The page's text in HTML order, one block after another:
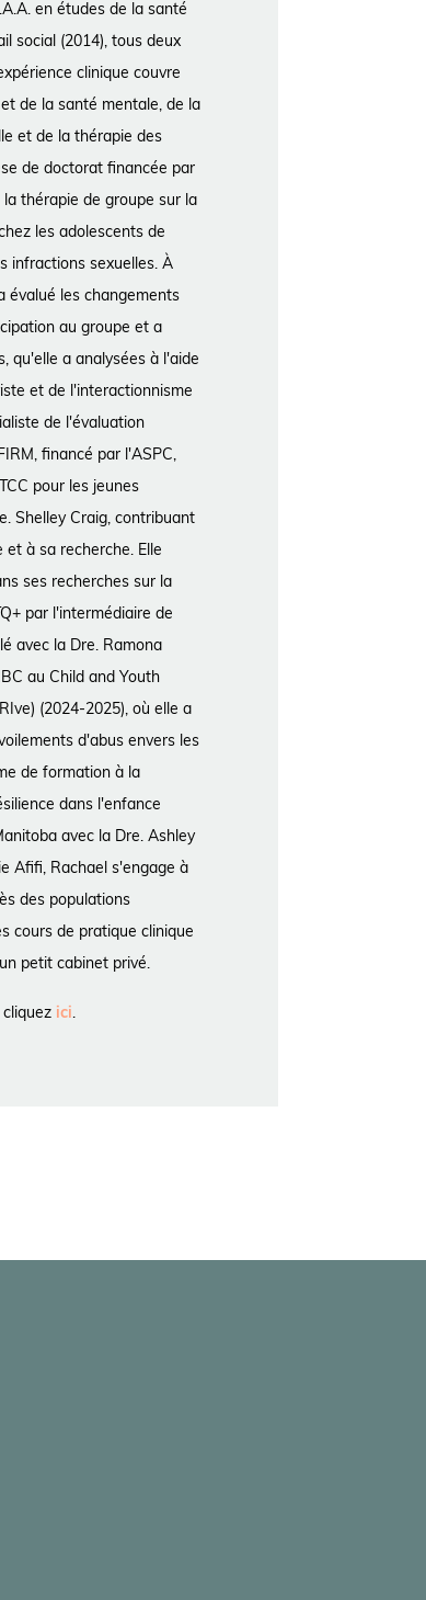
en études de la santé
social (2014), tous deux
clinique couvre
de la santé mentale, de la
et de la thérapie des
de doctorat financée par
thérapie de groupe sur la
les adolescents de
infractions sexuelles. À
évalué les changements
au groupe et a
qu'elle a analysées à l'aide
et de l'interactionnisme
de l'évaluation
financé par l'ASPC,
pour les jeunes
Shelley Craig, contribuant
et à sa recherche. Elle
ses recherches sur la
par l'intermédiaire de
avec la Dre. Ramona
au Child and Youth
(2024-2025), où elle a
d'abus envers les
de formation à la
dans l'enfance
avec la Dre. Ashley
Afifi, Rachael s'engage à
des populations
cours de pratique clinique
petit cabinet privé.
ici.